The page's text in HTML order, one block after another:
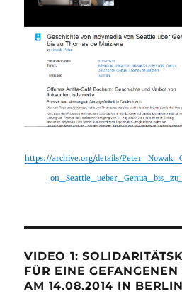
https://archive.org/details/
VIDEO 1:
FÜR EINE
AM 14.08.2014 IN BERLIN